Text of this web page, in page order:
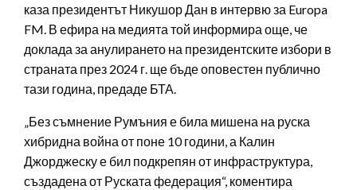
каза президентът Никушор Дан в интервю за Europa
FM. В ефира на медията той информира още, че
доклада за анулирането на президентските избори в
страната през 2024 г. ще бъде оповестен публично
тази година, предаде БТА.
„Без съмнение Румъния е била мишена на руска
хибридна война от поне 10 години, а Калин
Джорджеску е бил подкрепян от инфраструктура,
създадена от Руската федерация“, коментира